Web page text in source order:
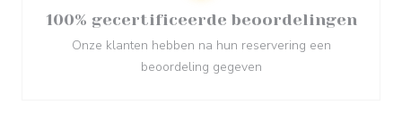
100% gecertificeerde beoordelingen
Onze klanten hebben na hun reservering een
beoordeling gegeven